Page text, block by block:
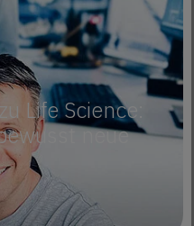
Life Science:
neue